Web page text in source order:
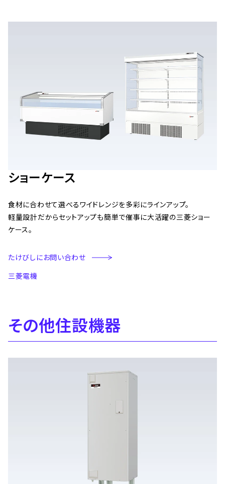
ショーケース
食材に合わせて選べるワイドレンジを多彩にラインアップ。
軽量設計だからセットアップも簡単で催事に大活躍の三菱ショー
ケース。
たけびしにお問い合わせ
三菱電機
その他住設機器